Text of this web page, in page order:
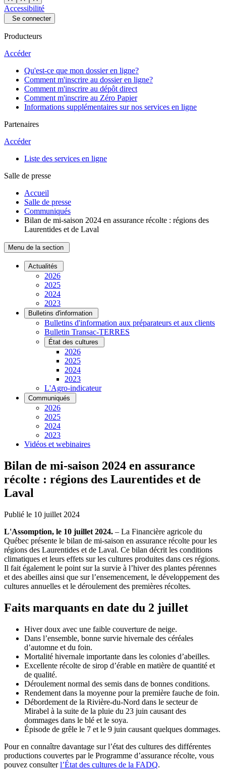
Accessibilité
Se connecter
Producteurs
Accéder
Qu'est-ce que mon dossier en ligne?
Comment m'inscrire au dossier en ligne?
Comment m'inscrire au dépôt direct
Comment m'inscrire au Zéro Papier
Informations supplémentaires sur nos services en ligne
Partenaires
Accéder
Liste des services en ligne
Salle de presse
Accueil
Salle de presse
Communiqués
Bilan de mi-saison 2024 en assurance récolte : régions des
Laurentides et de Laval
Menu de la section
Actualités
2026
2025
2024
2023
Bulletins d'information
Bulletins d'information aux préparateurs et aux clients
Bulletin Transac-TERRES
État des cultures
2026
2025
2024
2023
L'Agro-indicateur
Communiqués
2026
2025
2024
2023
Vidéos et webinaires
Bilan de mi-saison 2024 en assurance
récolte : régions des Laurentides et de
Laval
Publié le 10 juillet 2024
L'Assomption, le 10 juillet 2024. – La Financière agricole du
Québec présente le bilan de mi-saison en assurance récolte pour les
régions des Laurentides et de Laval. Ce bilan décrit les conditions
climatiques et leurs effets sur les cultures produites dans ces régions.
Il fait également le point sur la survie à l’hiver des plantes pérennes
et des abeilles ainsi que sur l’ensemencement, le développement des
cultures annuelles et le déroulement des premières récoltes.
Faits marquants en date du 2 juillet
Hiver doux avec une faible couverture de neige.
Dans l’ensemble, bonne survie hivernale des céréales
d’automne et du foin.
Mortalité hivernale importante dans les colonies d’abeilles.
Excellente récolte de sirop d’érable en matière de quantité et
de qualité.
Déroulement normal des semis dans de bonnes conditions.
Rendement dans la moyenne pour la première fauche de foin.
Débordement de la Rivière-du-Nord dans le secteur de
Mirabel à la suite de la pluie du 23 juin causant des
dommages dans le blé et le soya.
Épisode de grêle le 7 et le 9 juin causant quelques dommages.
Pour en connaître davantage sur l’état des cultures des différentes
productions couvertes par le Programme d’assurance récolte, vous
pouvez consulterl’État des cultures de la FADQ.